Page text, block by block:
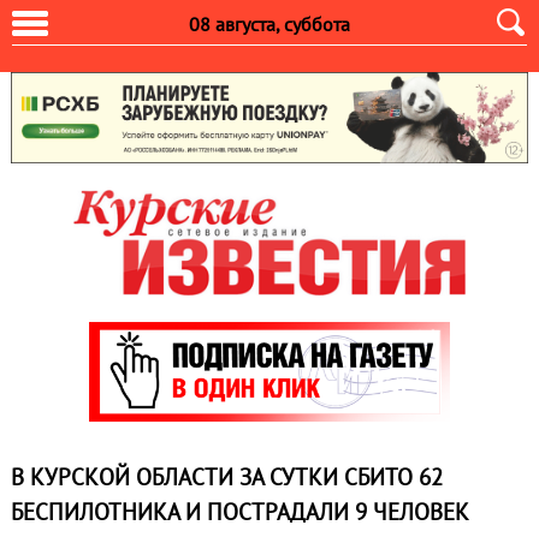
08 августа, суббота
В КУРСКОЙ ОБЛАСТИ ЗА СУТКИ СБИТО 62
БЕСПИЛОТНИКА И ПОСТРАДАЛИ 9 ЧЕЛОВЕК